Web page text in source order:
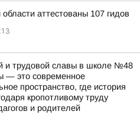
области аттестованы 107 гидов
и трудовой славы в школе №48
— это современное
пространство, где история
кропотливому труду
и родителей